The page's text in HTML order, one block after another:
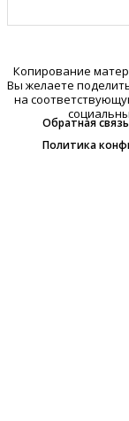
Копирование
Вы желаете
на
Обратная связь
Политика